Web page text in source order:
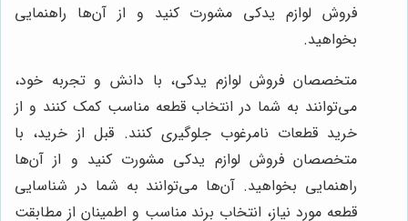
فروش لوازم یدکی مشورت کنید و از آن‌ها راهنمایی
بخواهید.
متخصصان فروش لوازم یدکی، با دانش و تجربه خود،
می‌توانند به شما در انتخاب قطعه مناسب کمک کنند و از
خرید قطعات نامرغوب جلوگیری کنند. قبل از خرید، با
متخصصان فروش لوازم یدکی مشورت کنید و از آن‌ها
راهنمایی بخواهید. آن‌ها می‌توانند به شما در شناسایی
قطعه مورد نیاز، انتخاب برند مناسب و اطمینان از مطابقت